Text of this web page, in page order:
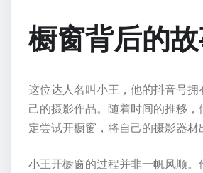
橱窗背后的
这位达人名叫小王，他的抖音号
己的摄影作品。随着时间的推移
定尝试开橱窗，将自己的摄影器材
小王开橱窗的过程并非一帆风顺